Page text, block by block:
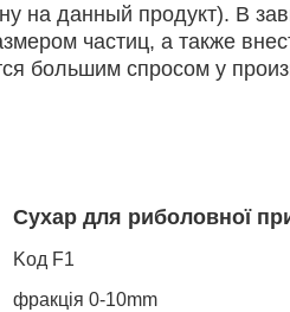
на данный продукт). В
частиц, а также
большим спросом у
Сухар для риболовної
Koд F1
фракція 0-10mm